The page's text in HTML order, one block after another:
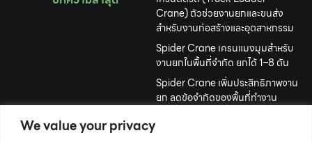
We value your privacy
Crane) ตัวช่วยงานยกและขนส่ง
สำหรับงานก่อสร้างและอุตสาหกรรม
Spider Crane เครนแมงมุมสำหรับ
งานยกในพื้นที่จำกัด ยกได้ 1–8 ตัน
Spider Crane เพิ่มประสิทธิภาพงาน
ยก ลดข้อจำกัดของพื้นที่ทำงาน